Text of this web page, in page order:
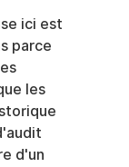
ici est
parce
les
d'un